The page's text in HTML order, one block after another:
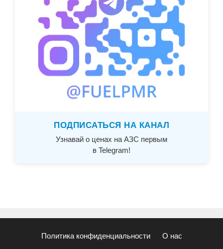
ПОДПИСАТЬСЯ НА КАНАЛ
Узнавай о ценах на АЗС первым
в Telegram!
Политика конфиденциальности О нас